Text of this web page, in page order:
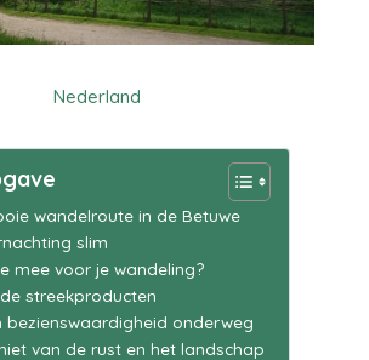
Nederland
wandelroute in de Betuwe
slim
mee voor je wandeling?
streekproducten
bezienswaardigheid onderweg
van de rust en het landschap